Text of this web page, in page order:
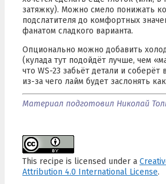
затяжку). Можно смело понижать
подслатителя до комфортных
фанатом сладкого варианта.
Опционально можно добавить
(кулада тут подойдёт лучше, чем
что WS-23 забьёт детали и соберёт
из-за чего лайм будет заслонять
Материал подготовил Николай
This recipe is licensed under a
Attribution 4.0 International License.